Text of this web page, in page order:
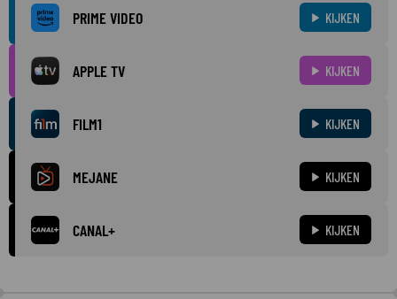
PRIME VIDEO KIJKEN
APPLE TV KIJKEN
FILM1 KIJKEN
MEJANE KIJKEN
CANAL+ KIJKEN